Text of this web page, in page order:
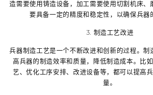
造需要使用铸造设备，加工需要使用切割机床、
要具备一定的精度和稳定性，以确保兵器
3. 制造工艺改进
兵器制造工艺是一个不断改进和创新的过程。制
高兵器的制造效率和质量，降低制造成本。比
艺、优化工序安排、改进设备等，都可以提高
量。